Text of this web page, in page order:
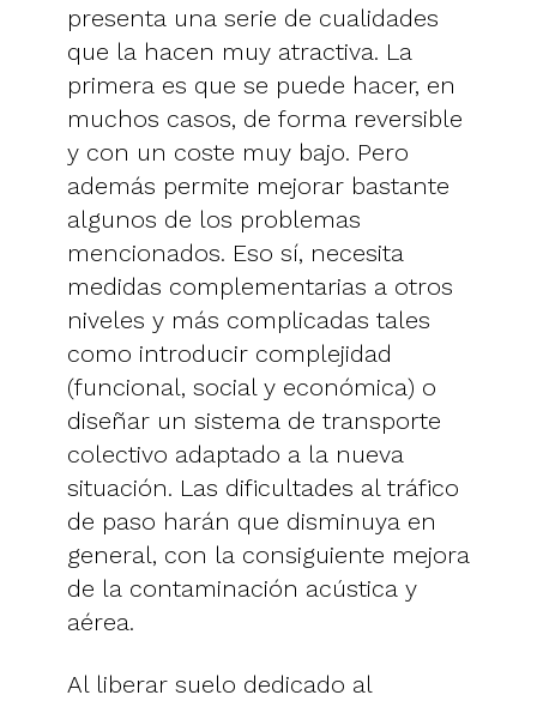
presenta una serie de cualidades
que la hacen muy atractiva. La
primera es que se puede hacer, en
muchos casos, de forma reversible
y con un coste muy bajo. Pero
además permite mejorar bastante
algunos de los problemas
mencionados. Eso sí, necesita
medidas complementarias a otros
niveles y más complicadas tales
como introducir complejidad
(funcional, social y económica) o
diseñar un sistema de transporte
colectivo adaptado a la nueva
situación. Las dificultades al tráfico
de paso harán que disminuya en
general, con la consiguiente mejora
de la contaminación acústica y
aérea.
Al liberar suelo dedicado al